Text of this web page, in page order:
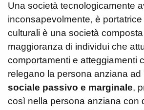
Una società tecnologicamente
inconsapevolmente, è portatrice
culturali è una società
maggioranza di individui che
comportamenti e atteggiamenti
relegano la persona anziana ad
sociale passivo e marginale,
così nella persona anziana con